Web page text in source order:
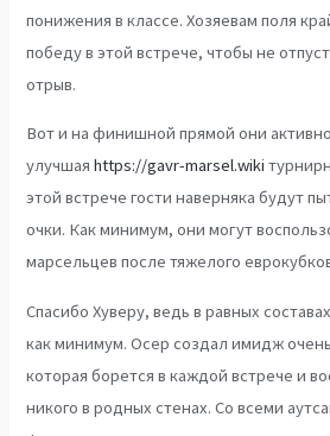
понижения в классе. Хозяевам поля
победу в этой встрече, чтобы не
отрыв.
Вот и на финишной прямой они
улучшаяhttps://gavr-marsel.wiki
этой встрече гости наверняка будут
очки. Как минимум, они могут
марсельцев после тяжелого
Спасибо Хуверу, ведь в равных
как минимум. Осер создал имидж
которая борется в каждой встрече и
никого в родных стенах. Со всеми